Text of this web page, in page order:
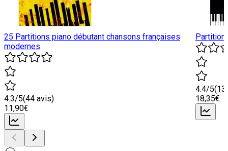
25 Partitions piano débutant chansons françaises
modernes
4.3/5(44 avis)
11,90€
Partition
4.4/5(13
18,35€